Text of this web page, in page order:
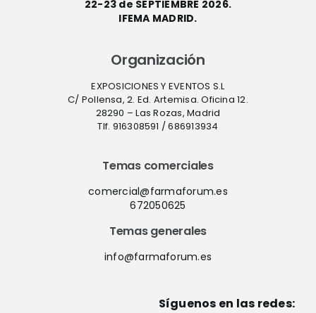
22-23 de SEPTIEMBRE 2026.
IFEMA MADRID.
Organización
EXPOSICIONES Y EVENTOS S.L
C/ Pollensa, 2. Ed. Artemisa. Oficina 12.
28290 – Las Rozas, Madrid
Tlf. 916308591 / 686913934
Temas comerciales
comercial@farmaforum.es
672050625
Temas generales
info@farmaforum.es
Síguenos en las redes: